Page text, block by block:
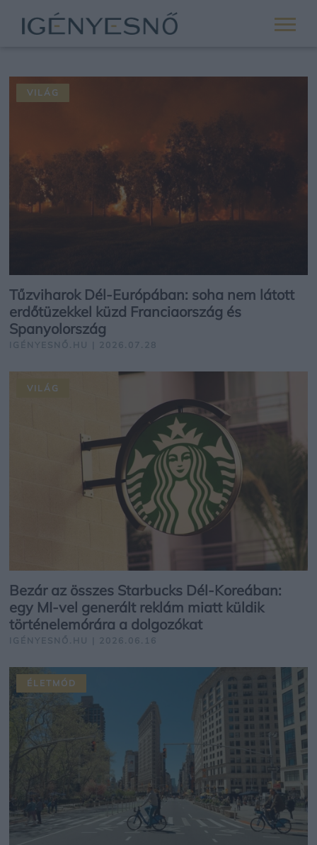
Tűzviharok Dél-Európában: soha nem látott
erdőtüzekkel küzd Franciaország és
Spanyolország
IGÉNYESNŐ.HU | 2026.07.28
VILÁG
Bezár az összes Starbucks Dél-Koreában:
egy MI-vel generált reklám miatt küldik
történelemórára a dolgozókat
IGÉNYESNŐ.HU | 2026.06.16
VILÁG
ÉLETMÓD